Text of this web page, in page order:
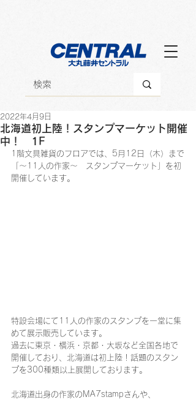
北海道初上陸！スタンプマーケット開催
中！ 1F
2022年4月9日
1階文具雑貨のフロアでは、5月12日（木）まで
「～11人の作家～　スタンプマーケット」を初
開催しています。
特設会場にて11人の作家のスタンプを一堂に集
めて展示販売しています。
過去に東京・横浜・京都・大坂など全国各地で
開催しており、北海道は初上陸！話題のスタン
プを300種類以上展開しております。
北海道出身の作家のMA7stampさんや、